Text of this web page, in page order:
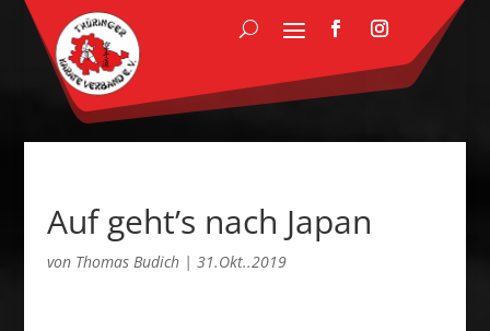
Auf geht’s nach Japan
von Thomas Budich| 31.Okt..2019